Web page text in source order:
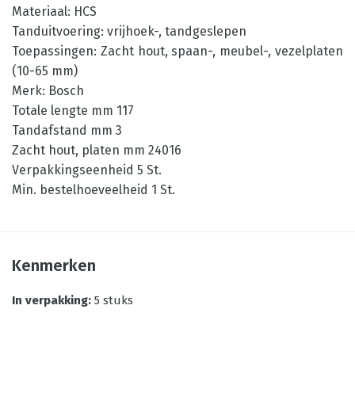
Materiaal: HCS
Tanduitvoering: vrijhoek-, tandgeslepen
Toepassingen: Zacht hout, spaan-, meubel-, vezelplaten
(10-65 mm)
Merk: Bosch
Totale lengte mm 117
Tandafstand mm 3
Zacht hout, platen mm 24016
Verpakkingseenheid 5 St.
Min. bestelhoeveelheid 1 St.
Kenmerken
In verpakking: 5 stuks